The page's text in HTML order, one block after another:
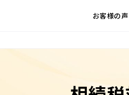
お客様の声